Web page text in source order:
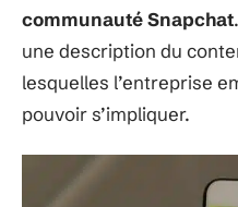
communauté Snapchat
une description du
lesquelles l’entreprise
pouvoir s’impliquer.